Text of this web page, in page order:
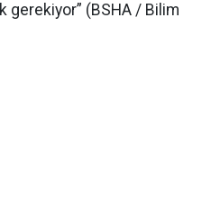
gerekiyor” (BSHA / Bilim